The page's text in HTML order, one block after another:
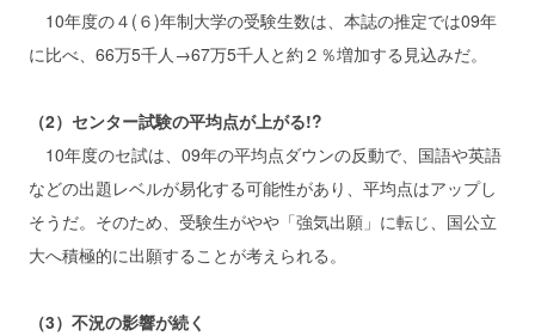
10年度の４(６)年制大学の受験生数は、本誌の推定では09年
に比べ、66万5千人→67万5千人と約２％増加する見込みだ。
（2）センター試験の平均点が上がる!?
10年度のセ試は、09年の平均点ダウンの反動で、国語や英語
などの出題レベルが易化する可能性があり、平均点はアップし
そうだ。そのため、受験生がやや「強気出願」に転じ、国公立
大へ積極的に出願することが考えられる。
（3）不況の影響が続く